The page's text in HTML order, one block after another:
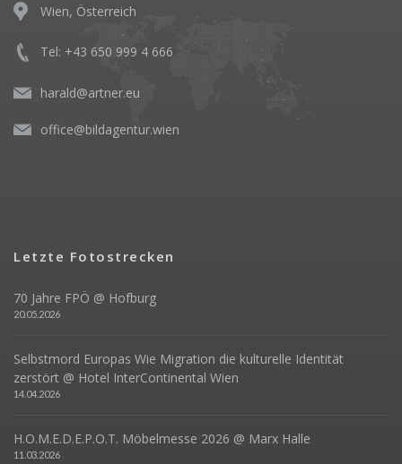
Wien, Österreich
Tel: +43 650 999 4 666
harald@artner.eu
office@bildagentur.wien
Letzte Fotostrecken
70 Jahre FPÖ @ Hofburg
20.05.2026
Selbstmord Europas Wie Migration die kulturelle Identität
zerstört @ Hotel InterContinental Wien
14.04.2026
H.O.M.E.D.E.P.O.T. Möbelmesse 2026 @ Marx Halle
11.03.2026